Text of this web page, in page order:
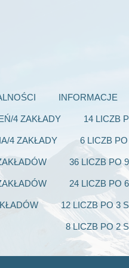
INFORMACJE
4 ZAKŁADY 14 LICZB
4 ZAKŁADY 6 LICZB
36 LICZB PO
24 LICZB PO
12 LICZB PO 3
8 LICZB PO 2